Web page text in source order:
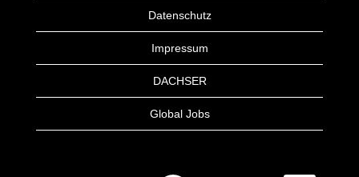
Datenschutz
Impressum
DACHSER
Global Jobs